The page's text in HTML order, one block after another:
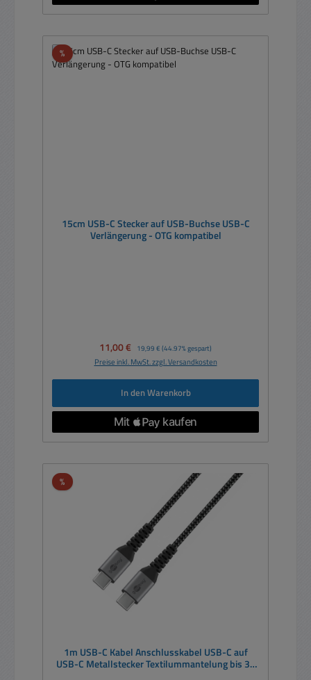
%Rabatt
15cm USB-C Stecker auf USB-Buchse USB-C
Verlängerung - OTG kompatibel
Verkaufspreis:
11,00 € Regulärer Preis:
19,99 € (44.97% gespart)
Preise inkl. MwSt. zzgl. Versandkosten
In den Warenkorb
%Rabatt
1m USB-C Kabel Anschlusskabel USB-C auf
USB-C Metallstecker Textilummantelung bis 3A